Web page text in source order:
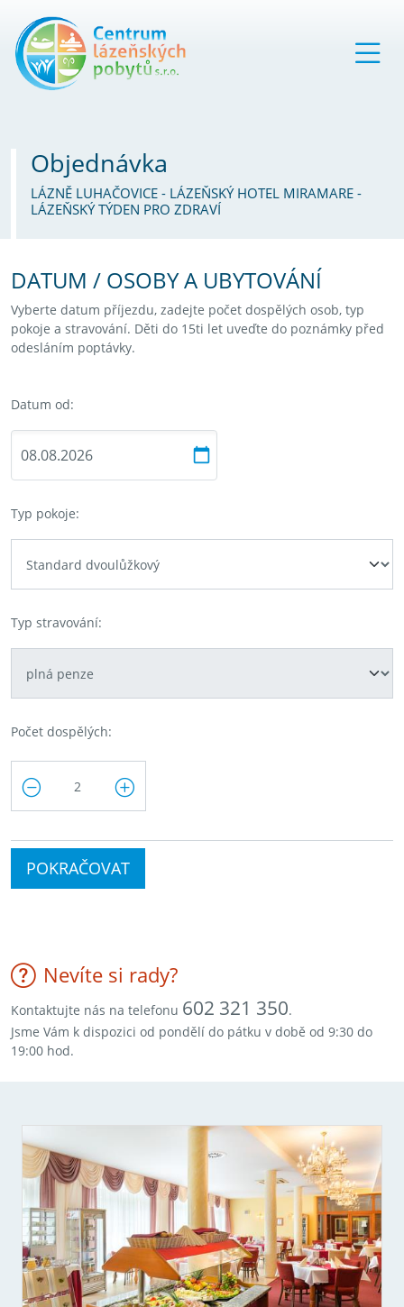
Objednávka
LÁZNĚ LUHAČOVICE - LÁZEŇSKÝ HOTEL MIRAMARE -
LÁZEŇSKÝ TÝDEN PRO ZDRAVÍ
DATUM / OSOBY A UBYTOVÁNÍ
Vyberte datum příjezdu, zadejte počet dospělých osob, typ
pokoje a stravování. Děti do 15ti let uveďte do poznámky před
odesláním poptávky.
Datum od:
Typ pokoje:
Typ stravování:
Počet dospělých:
POKRAČOVAT
Nevíte si rady?
Kontaktujte nás na telefonu 602 321 350.
Jsme Vám k dispozici od pondělí do pátku v době od 9:30 do
19:00 hod.